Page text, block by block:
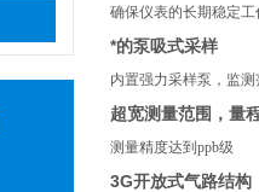
确保仪表的长期稳定
*的泵吸式采样
内置强力采样泵，监
超宽测量范围，量
测量精度达到ppb级
3G开放式气路结构